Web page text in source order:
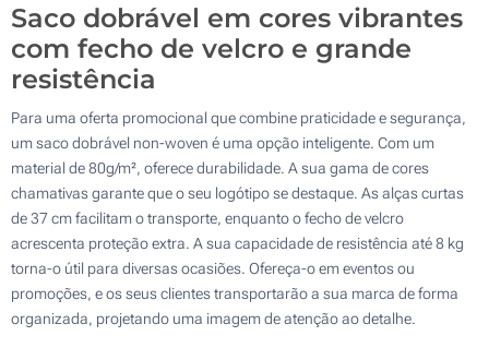
Saco dobrável em cores vibrantes
com fecho de velcro e grande
resistência
Para uma oferta promocional que combine praticidade e segurança,
um saco dobrável non-woven é uma opção inteligente. Com um
material de 80g/m², oferece durabilidade. A sua gama de cores
chamativas garante que o seu logótipo se destaque. As alças curtas
de 37 cm facilitam o transporte, enquanto o fecho de velcro
acrescenta proteção extra. A sua capacidade de resistência até 8 kg
torna-o útil para diversas ocasiões. Ofereça-o em eventos ou
promoções, e os seus clientes transportarão a sua marca de forma
organizada, projetando uma imagem de atenção ao detalhe.